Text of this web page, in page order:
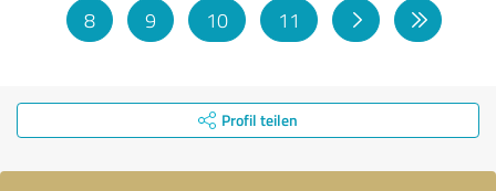
8 9 10 11
Profil teilen